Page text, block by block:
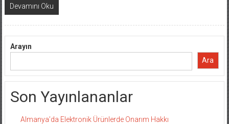
Devamını Oku
Arayın
Ara
Son Yayınlananlar
Almanya’da Elektronik Ürünlerde Onarım Hakkı